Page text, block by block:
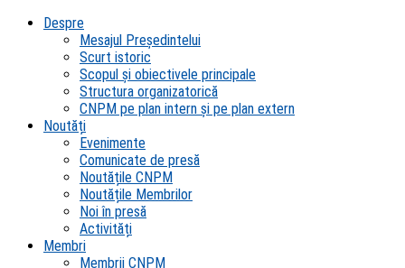
Despre
Mesajul Președintelui
Scurt istoric
Scopul şi obiectivele principale
Structura organizatorică
CNPM pe plan intern şi pe plan extern
Noutăți
Evenimente
Comunicate de presă
Noutățile CNPM
Noutățile Membrilor
Noi în presă
Activități
Membri
Membrii CNPM